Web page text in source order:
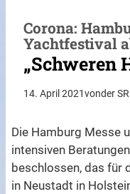
Corona:
Yachtfestival
„Schweren
14. April 2021vonder
Die Hamburg Messe
intensiven
beschlossen, das für
in Neustadt in